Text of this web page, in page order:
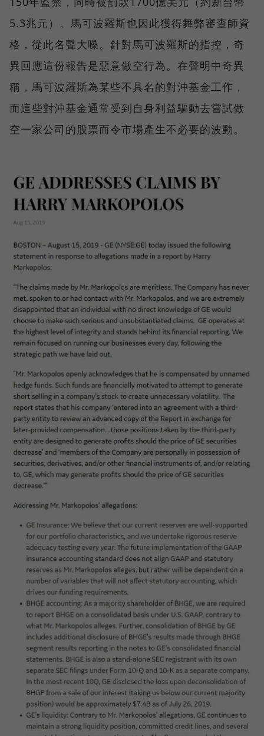
5.3兆元）。馬可波羅斯也因此獲得舞弊審查師資
格，從此名聲大噪。針對馬可波羅斯的指控，奇
異回應這份報告是惡意做空行為。在聲明中奇異
稱，馬可波羅斯為某些不具名的對沖基金工作，
而這些對沖基金通常受到自身利益驅動去嘗試做
空一家公司的股票而令市場產生不必要的波動。